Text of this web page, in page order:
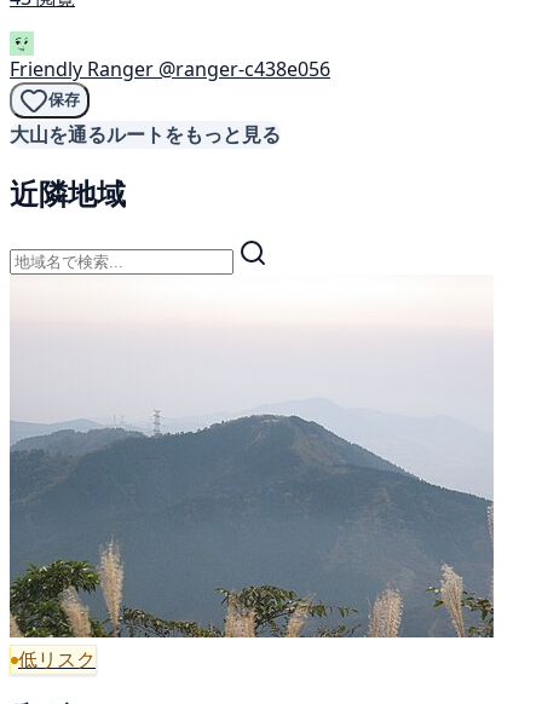
Friendly Ranger @ranger-c438e056
保存
大山を通るルートをもっと見る
近隣地域
低リスク